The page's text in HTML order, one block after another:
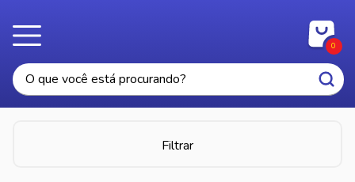
0
Filtrar